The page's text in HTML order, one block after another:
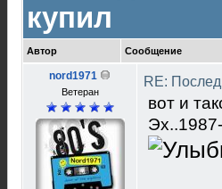
купил
Автор Сообщение
nord1971
Ветеран
RE:
вот и